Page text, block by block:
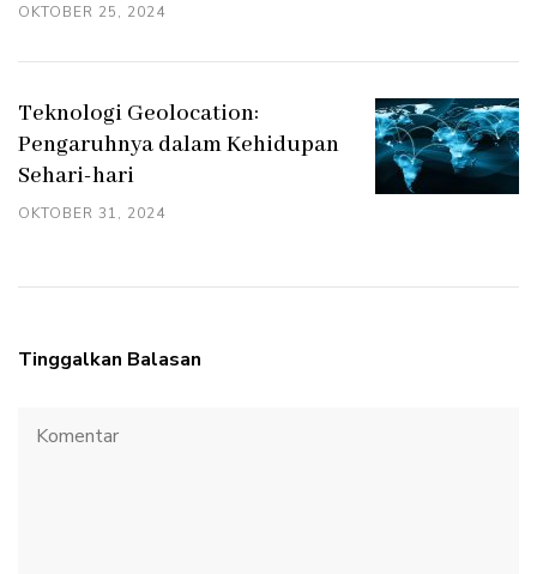
OKTOBER 25, 2024
OKTOBER 31, 2024
Teknologi Geolocation:
Pengaruhnya dalam Kehidupan
Sehari-hari
Tinggalkan Balasan